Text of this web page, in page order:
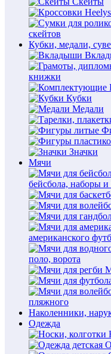
скейтов
Кубки, медали,
книжки
Кубки
Медали
Значки
Мячи
бейсбола, наборы
американского
поло, ворота
пляжного
Наколенники,
Одежда